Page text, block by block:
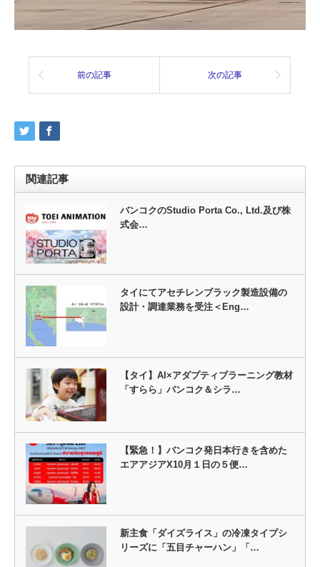
前の記事 次の記事
関連記事
バンコクのStudio Porta Co., Ltd.及び株
式会…
タイにてアセチレンブラック製造設備の
設計・調達業務を受注＜Eng…
【タイ】AI×アダプティブラーニング教材
「すらら」バンコク＆シラ…
【緊急！】バンコク発日本行きを含めた
エアアジアX10月１日の５便…
新主食「ダイズライス」の冷凍タイプシ
リーズに「五目チャーハン」「…